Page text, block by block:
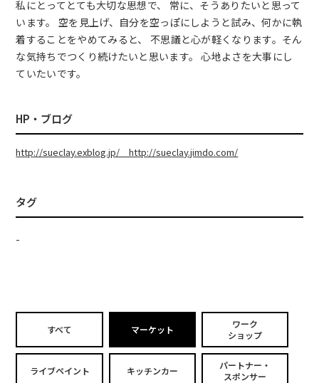
私にとってとても大切な思想で、 常に、そうありたいと思って
います。 空を見上げ、自分を空っぽにしようと試み、何かに執
着することをやめてみると、 不思議と心が軽くなります。そん
な気持ちでつくり続けたいと思います。 心地よさを大事にし
ていたいです。
HP・ブログ
http://sueclay.exblog.jp/ http://sueclay.jimdo.com/
タグ
-
すべて マーケット
ワーク
ショップ
ライブペイント キッチンカー
パートナー・
スポンサー